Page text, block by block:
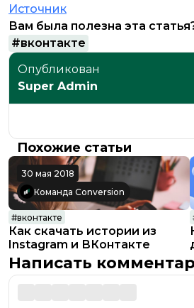
Источник
Вам была полезна эта
#вконтакте
Опубликован
Super Admin
Похожие статьи
30 мая 2018
Команда Conversion
#вконтакте
Как скачать истории из
Instagram и ВКонтакте
Написать